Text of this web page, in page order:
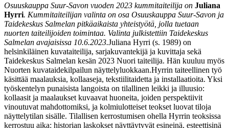
Osuuskauppa Suur-Savon vuoden 2023 kummitaiteilija on Juliana
Hyrri. Kummitaiteilijan valinta on osa Osuuskauppa Suur-Savon ja
Taidekeskus Salmelan pitkäaikaista yhteistyötä, jolla tuetaan
nuorten taiteilijoiden toimintaa. Valinta julkistettiin Taidekeskus
Salmelan avajaisissa 10.6.2023.Juliana Hyrri (s. 1989) on
helsinkiläinen kuvataiteilija, sarjakuvantekijä ja kuvittaja sekä
Taidekeskus Salmelan kesän 2023 Nuori taiteilija. Hän kuuluu myös
Nuorten kuvataidekilpailun näyttelyluokkaan.Hyrrin taiteellinen työ
käsittää maalauksia, kollaaseja, tekstiilitaidetta ja installaatioita. Yksi
työskentelyn punaisista langoista on tilallinen leikki ja illuusio:
kollaasit ja maalaukset kuvaavat huoneita, joiden perspektiivit
vinoutuvat mahdottomiksi, ja kolmiulotteiset teokset luovat tiloja
näyttelytilan sisälle. Tilallisen kerrostumisen ohella Hyrrin teoksissa
kerrostuu aika: historian laskokset näyttäytyvät esineinä, esteettisinä